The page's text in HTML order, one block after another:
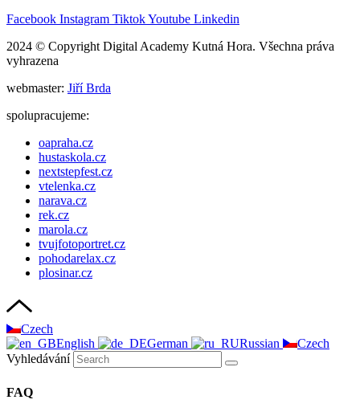
Facebook Instagram TiktokYoutube Linkedin
2024 © Copyright Digital Academy Kutná Hora. Všechna práva
vyhrazena
webmaster: Jiří Brda
spolupracujeme:
oapraha.cz
hustaskola.cz
nextstepfest.cz
vtelenka.cz
narava.cz
rek.cz
marola.cz
tvujfotoportret.cz
pohodarelax.cz
plosinar.cz
Czech
English
German Russian
Czech
Vyhledávání
FAQ